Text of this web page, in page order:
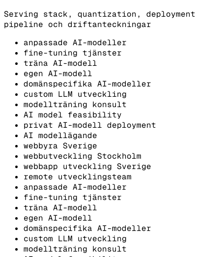
Serving stack, quantization, deployment
pipeline och driftanteckningar
anpassade AI-modeller
fine-tuning tjänster
träna AI-modell
egen AI-modell
domänspecifika AI-modeller
custom LLM utveckling
modellträning konsult
AI model feasibility
privat AI-modell deployment
AI modellägande
webbyra Sverige
webbutveckling Stockholm
webbapp utveckling Sverige
remote utvecklingsteam
anpassade AI-modeller
fine-tuning tjänster
träna AI-modell
egen AI-modell
domänspecifika AI-modeller
custom LLM utveckling
modellträning konsult